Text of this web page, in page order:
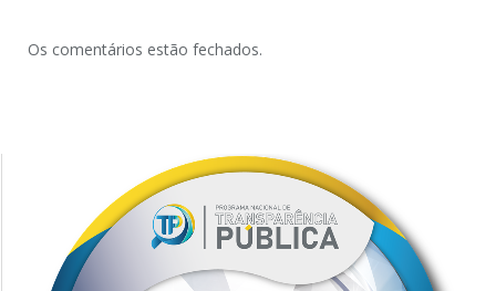
Os comentários estão fechados.